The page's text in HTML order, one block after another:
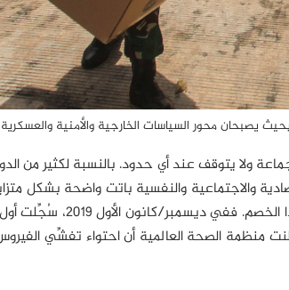
ولا يتوقف عند أي حدود. بالنسبة لكثير من
في تنامٍ مستمر(1)، والعواقب الاقتصادية والاجتماعية والنفسية باتت واضحة
حالة عدم اليقين بين الأفراد، ولكن أيضًا تعزَّز تماسُك
19 في مدينة ووهان بالصين، وفي 21 فبراير/شباط 2020، أعلنت منظمة الصحة العالمية أن احتواء